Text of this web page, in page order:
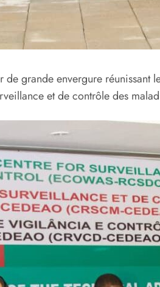
grande envergure réunissant
et de contrôle des